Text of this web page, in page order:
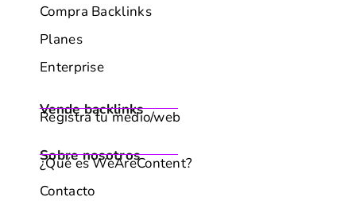
Compra Backlinks
Planes
Enterprise
Vende backlinks
Registra tu medio/web
Sobre nosotros
¿Qué es WeAreContent?
Contacto